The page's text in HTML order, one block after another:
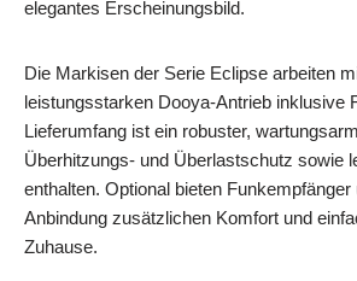
elegantes Erscheinungsbild.
Die Markisen der Serie Eclipse arbeiten
leistungsstarken Dooya-Antrieb inklusive
Lieferumfang ist ein robuster,
Überhitzungs- und Überlastschutz sowie
enthalten. Optional bieten
Anbindung zusätzlichen Komfort und
Zuhause.